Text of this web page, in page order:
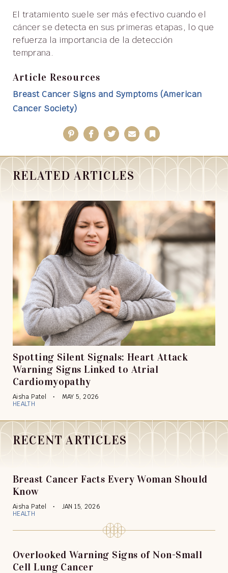
El tratamiento suele ser más efectivo cuando el
cáncer se detecta en sus primeras etapas, lo que
refuerza la importancia de la detección
temprana.
Article Resources
Breast Cancer Signs and Symptoms (American
Cancer Society)
PinterestFacebook
TwitterEmailBookmark
RELATED ARTICLES
Spotting Silent Signals: Heart Attack
Warning Signs Linked to Atrial
Cardiomyopathy
Aisha Patel
MAY 5, 2026
HEALTH
RECENT ARTICLES
Breast Cancer Facts Every Woman Should
Know
Aisha Patel
JAN 15, 2026
HEALTH
Overlooked Warning Signs of Non-Small
Cell Lung Cancer